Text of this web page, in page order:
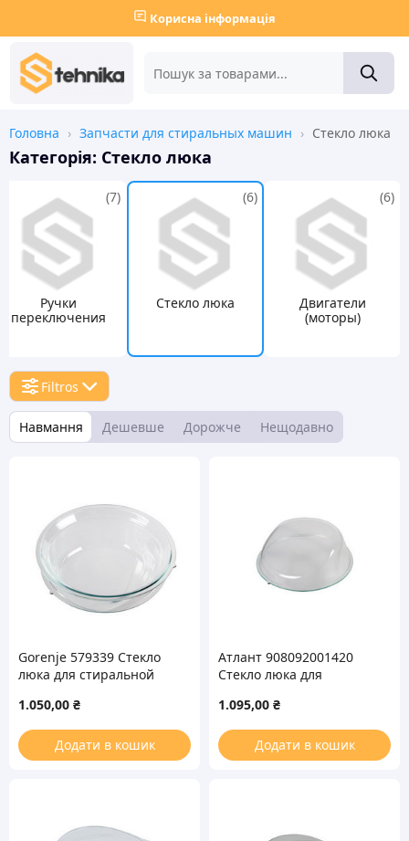
Корисна інформація
Головна › Запчасти для стиральных машин › Стекло люка
Категорія: Стекло люка
Ручки
переключения
(7)
Стекло люка
(6)
Двигатели
(моторы)
(6)
Filtros
Навмання Дешевше Дорожче Нещодавно
Gorenje 579339 Стекло
люка для стиральной
1.050,00 ₴
Додати в кошик
Атлант 908092001420
Стекло люка для
1.095,00 ₴
Додати в кошик